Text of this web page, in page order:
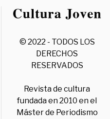
© 2022 - TODOS LOS
DERECHOS
RESERVADOS
Revista de cultura
fundada en 2010 en el
Máster de Periodismo